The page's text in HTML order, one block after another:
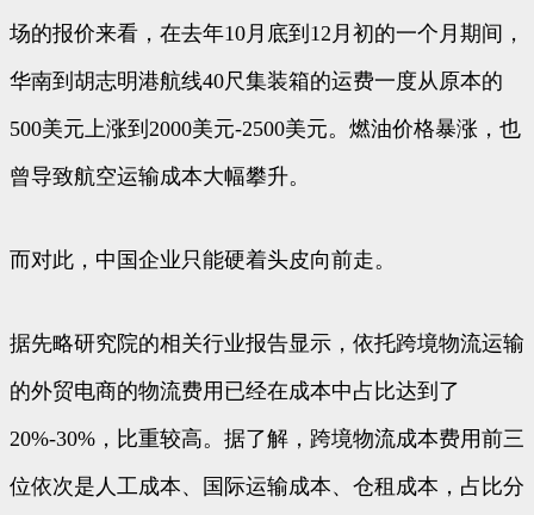
场的报价来看，在去年10月底到12月初的一个月期间，
华南到胡志明港航线40尺集装箱的运费一度从原本的
500美元上涨到2000美元-2500美元。燃油价格暴涨，也
曾导致航空运输成本大幅攀升。
而对此，中国企业只能硬着头皮向前走。
据先略研究院的相关行业报告显示，依托跨境物流运输
的外贸电商的物流费用已经在成本中占比达到了
20%-30%，比重较高。据了解，跨境物流成本费用前三
位依次是人工成本、国际运输成本、仓租成本，占比分